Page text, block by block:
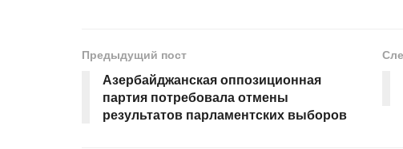
Предыдущий пост
Азербайджанская оппозиционная
партия потребовала отмены
результатов парламентских выборов